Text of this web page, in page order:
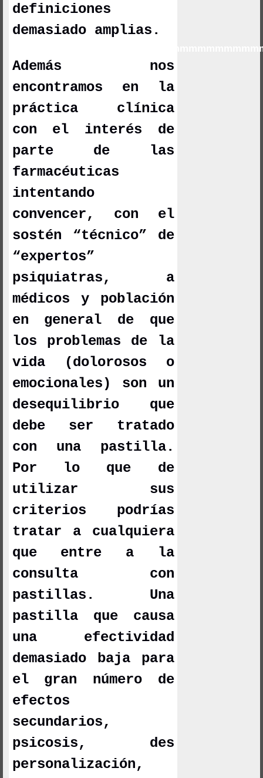
definiciones
demasiado amplias.
Además nos
encontramos en la
práctica clínica
con el interés de
parte de las
farmacéuticas
intentando
convencer, con el
sostén “técnico” de
“expertos”
psiquiatras, a
médicos y población
en general de que
los problemas de la
vida (dolorosos o
emocionales) son un
desequilibrio que
debe ser tratado
con una pastilla.
Por lo que de
utilizar sus
criterios podrías
tratar a cualquiera
que entre a la
consulta con
pastillas. Una
pastilla que causa
una efectividad
demasiado baja para
el gran número de
efectos
secundarios,
psicosis, des
personalización,